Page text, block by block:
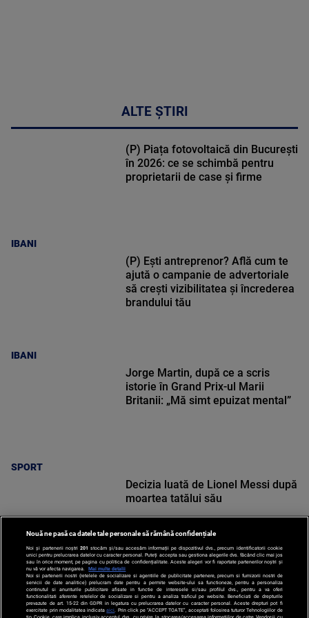
ALTE ȘTIRI
IBANI
(P) Piața fotovoltaică din București
în 2026: ce se schimbă pentru
proprietarii de case și firme
IBANI
(P) Ești antreprenor? Află cum te
ajută o campanie de advertoriale
să crești vizibilitatea și încrederea
brandului tău
SPORT
Jorge Martin, după ce a scris
istorie în Grand Prix-ul Marii
Britanii: „Mă simt epuizat mental”
SPORT
Decizia luată de Lionel Messi după
moartea tatălui său
Nouă ne pasă ca datele tale personale să rămână confidențiale
Noi și partenerii noștri 201 stocăm și/sau accesăm informații pe dispozitivul dvs., precum identificatorii cookie
unici pentru prelucrarea datelor cu caracter personal. Puteți accepta sau gestiona alegerile dvs. făcând clic mai jos
sau în orice moment, pe pagina cu politica de confidențialitate. Aceste alegeri vor fi raportate partenerilor noștri și
nu vă vor afecta navigarea.
Mai multe detalii
Noi si partenerii nostri (retelele de socializare si agentiile de publicitate partenere, precum si furnizorii nostri de
servicii de date analitice) prelucram date pentru a permite website-ului sa functioneze, pentru a personaliza
continutul si anunturile publicitare afisate in functie de interesele si/sau profilul dvs., pentru a va oferi
functionalitati aferente retelelor de socializare si pentru a analiza traficul pe website. Beneficiati de drepturile
prevazute de art. 15-22 din GDPR in legatura cu prelucrarea datelor cu caracter personal. Aceste drepturi pot fi
exercitate prin modalitatea indicataaici . Prin click pe “ACCEPT TOATE”, acceptati folosirea tuturor Tehnologiilor de
tip Cookie, care implica inclusiv acceptul dvs. cu privire la stocarea/accesarea informatiilor de catre Vendor-ii cu